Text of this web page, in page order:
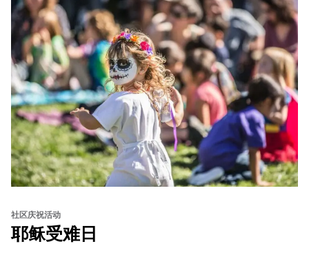
社区庆祝活动
耶稣受难日